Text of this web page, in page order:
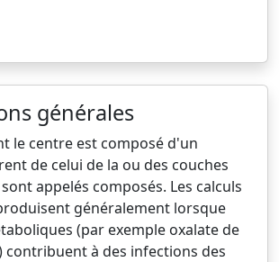
générales
le centre est composé d'un
de celui de la ou des couches
appelés composés. Les calculs
généralement lorsque
(par exemple oxalate de
contribuent à des infections des